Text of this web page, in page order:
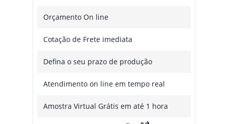
Orçamento On line
Cotação de Frete imediata
Defina o seu prazo de produção
Atendimento on line em tempo real
Amostra Virtual Grátis em até 1 hora